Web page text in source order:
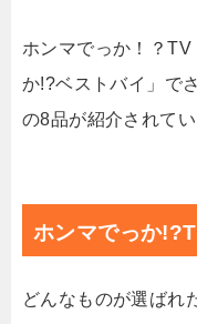
ホンマでっか！？
か!?ベストバイ」で
の8品が紹介されてい
ホンマでっか
どんなものが選ばれ